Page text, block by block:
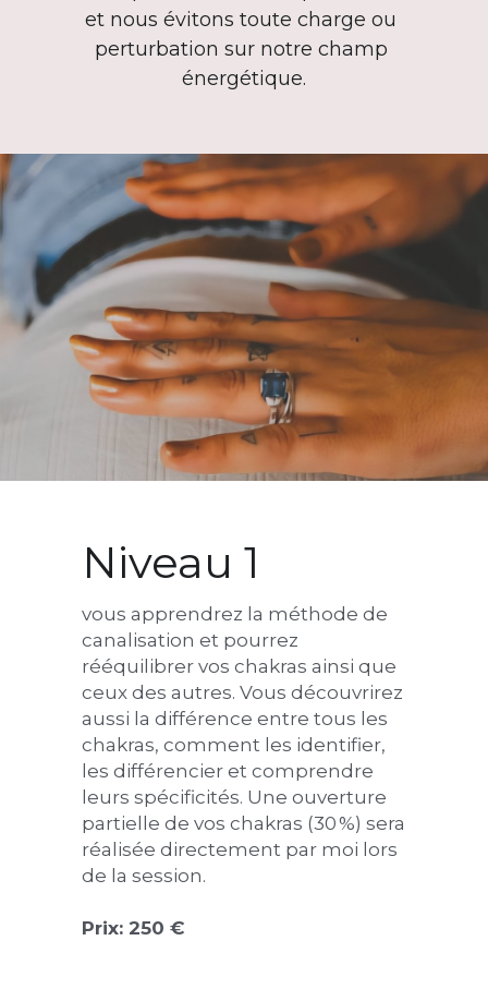
et nous évitons toute charge ou
perturbation sur notre champ
énergétique.
Niveau 1
vous apprendrez la méthode de
canalisation et pourrez
rééquilibrer vos chakras ainsi que
ceux des autres. Vous découvrirez
aussi la différence entre tous les
chakras, comment les identifier,
les différencier et comprendre
leurs spécificités. Une ouverture
partielle de vos chakras (30 %) sera
réalisée directement par moi lors
de la session.
Prix: 250 €